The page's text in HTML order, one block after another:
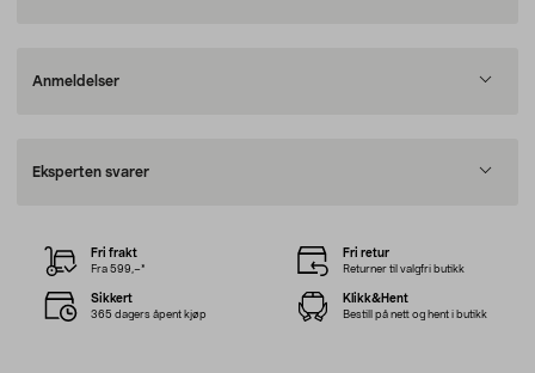
Anmeldelser
Eksperten svarer
Fri frakt
Fra 599,–*
Fri retur
Returner til valgfri butikk
Sikkert
365 dagers åpent kjøp
Klikk&Hent
Bestill på nett og hent i butikk